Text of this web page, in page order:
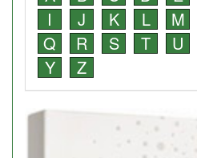
I
J K L M
Q
R S T U
Y
Z